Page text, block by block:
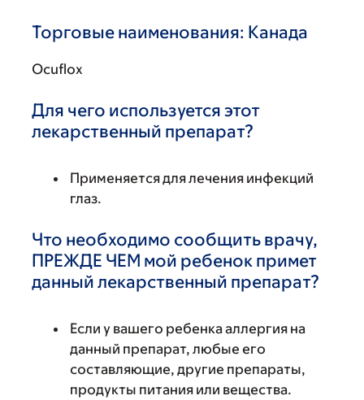
Торговые наименования: Канада
Ocuflox
Для чего используется этот
лекарственный препарат?
Применяется для лечения инфекций
глаз.
Что необходимо сообщить врачу,
ПРЕЖДЕ ЧЕМ мой ребенок примет
данный лекарственный препарат?
Если у вашего ребенка аллергия на
данный препарат, любые его
составляющие, другие препараты,
продукты питания или вещества.